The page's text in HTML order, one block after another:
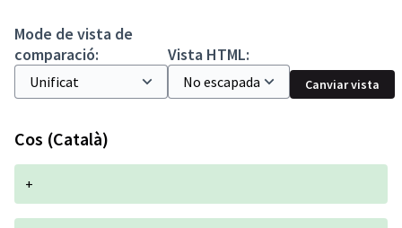
Mode de vista de
comparació:
Vista HTML:
Canviar vista
Cos (Català)
+